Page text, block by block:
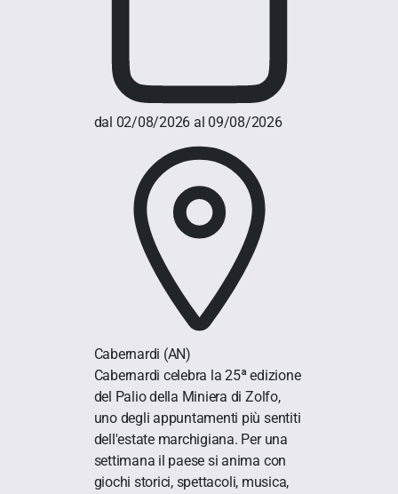
dal 02/08/2026 al 09/08/2026
Cabernardi (AN)
Cabernardi celebra la 25ª edizione
del Palio della Miniera di Zolfo,
uno degli appuntamenti più sentiti
dell'estate marchigiana. Per una
settimana il paese si anima con
giochi storici, spettacoli, musica,